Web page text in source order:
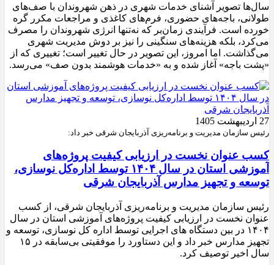
سال‌ها تصویر آشنای خدمات شهری در ذهن شهروندان با صف‌های
طولانی، باجه‌های حضوری، فرم‌های کاغذی و مراجعات مکرر گره
خورده است. فرآیندی زمان‌بر که نه‌تنها انرژی شهروندان را مصرف
می‌کرد، بلکه هزینه‌های سنگینی را نیز بر دوش مدیریت شهری
می‌گذاشت. اما امروز، این تصویر در حال تغییر است؛ تغییری که از
«پشت باجه» آغاز شده و به «خدمات هوشمند بدون صف» می‌رسد.
27 اردیبهشت 1405
رئیس سازمان مدیریت و برنامه‌ریزی آذربایجان شرقی خبر داد:
کسب عنوان نخست در ارزیابی کیفیت پروژه‌های
آموزشی استان در سال ۱۴۰۴ توسط اداره‌کل نوسازی،
توسعه و تجهیز مدارس آذربایجان شرقی
رئیس سازمان مدیریت و برنامه‌ریزی آذربایجان شرقی، از کسب
عنوان نخست در ارزیابی کیفیت پروژه‌های آموزشی استان در سال
۱۴۰۴ در بین دستگاه های اجرایی توسط اداره کل نوسازی، توسعه و
تجهیز مدارس خبر داد و این دستاورد را موفقیتی بی‌سابقه در ۱۵
سال اخیر توصیف کرد.